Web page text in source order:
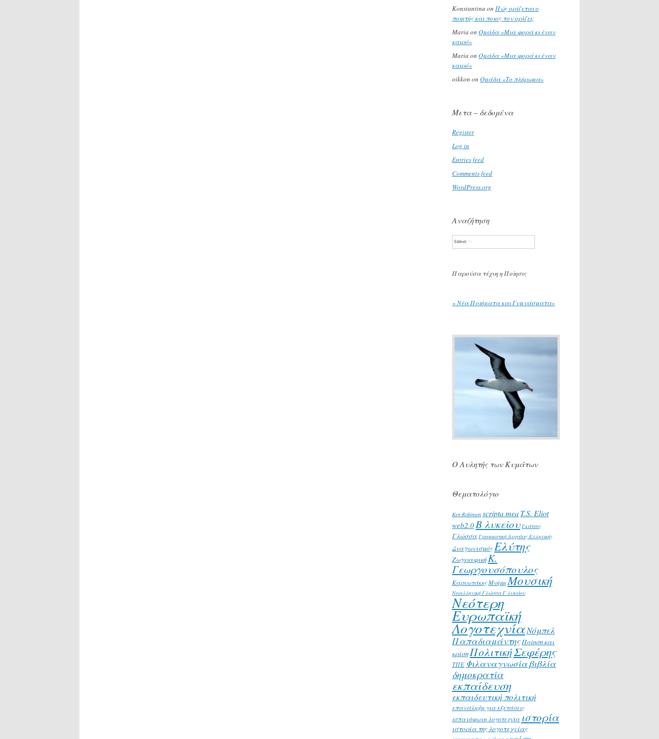
Konstantina on Πώς ορίζεται ο
ποιητής και ποιος τον ορίζει;
Maria on Ομάδα «Μια φορά κι έναν
καιρό»
Maria on Ομάδα «Μια φορά κι έναν
καιρό»
oikkon on Ομάδα «Το πλήρωμα»
Μετα – δεδομένα
Register
Log in
Entries feed
Comments feed
WordPress.org
Αναζήτηση
Search
Παρούσα τέχνη η Ποίησις
« Νέα Ποιήματα και Γυμνάσματα»
Ο Αυλητής των Κυμάτων
Θεματολόγιο
Ken Robinson scripta meaT.S. Eliot
web2.0 Β λυκείου Γκάτσος
Γλώσσα Γραμματική Αρχαίας Ελληνικής
Διαγωνισμός Ελύτης
Ζωγραφική Κ.
Γεωργουσόπουλος
ΚαρυωτάκηςΜνήμηΜουσική
Νεοελληνική Γλώσσα Γ λυκείου
Νεότερη
Ευρωπαϊκή
ΛογοτεχνίαΝόμπελ
Παπαδιαμάντης Ποίηση και
κρίση ΠολιτικήΣεφέρης
ΤΠΕ Φιλαναγνωσίαβιβλία
δημοκρατία
εκπαίδευση
εκπαιδευτική πολιτική
επανάληψη για εξετάσεις
ισπανόφωνη λογοτεχνία ιστορία
ιστορία της λογοτεχνίας